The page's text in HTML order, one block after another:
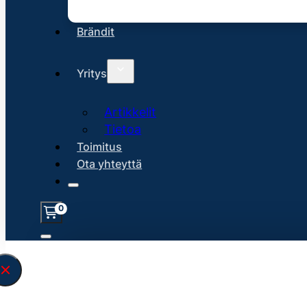
Brändit
Yritys
Artikkelit
Tietoa
Toimitus
Ota yhteyttä
0